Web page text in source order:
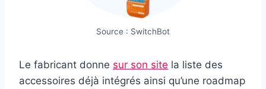
Source : SwitchBot
Le fabricant donne sur son site la liste des
accessoires déjà intégrés ainsi qu’une roadmap